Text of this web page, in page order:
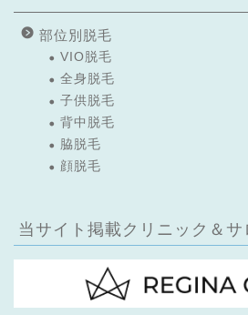
部位別脱毛
VIO脱毛
全身脱毛
子供脱毛
背中脱毛
脇脱毛
顔脱毛
当サイト掲載クリニック＆サ